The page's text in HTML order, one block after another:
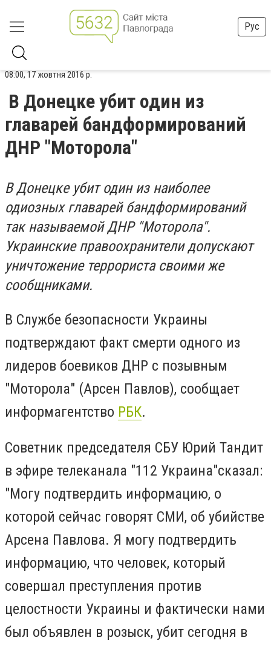
Рус
08:00, 17 жовтня 2016 р.
В Донецке убит один из
главарей бандформирований
ДНР "Моторола"
В Донецке убит один из наиболее
одиозных главарей бандформирований
так называемой ДНР "Моторола".
Украинские правоохранители допускают
уничтожение террориста своими же
сообщниками.
В Службе безопасности Украины
подтверждают факт смерти одного из
лидеров боевиков ДНР с позывным
"Моторола" (Арсен Павлов), сообщает
информагентство РБК.
Советник председателя СБУ Юрий Тандит
в эфире телеканала "112 Украина"сказал:
"Могу подтвердить информацию, о
которой сейчас говорят СМИ, об убийстве
Арсена Павлова. Я могу подтвердить
информацию, что человек, который
совершал преступления против
целостности Украины и фактически нами
был объявлен в розыск, убит сегодня в